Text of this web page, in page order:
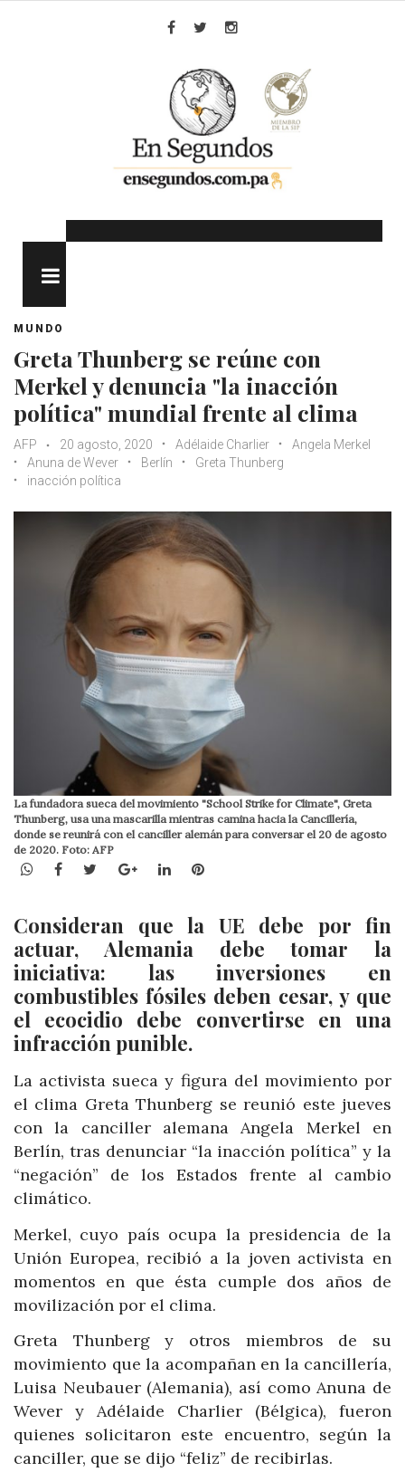
MUNDO
Greta Thunberg se reúne con
Merkel y denuncia "la inacción
política" mundial frente al clima
AFP 20 agosto, 2020 Adélaide Charlier
Angela Merkel
Anuna de Wever
Berlín
Greta Thunberg
inacción política
La fundadora sueca del movimiento "School Strike for Climate", Greta
Thunberg, usa una mascarilla mientras camina hacia la Cancillería,
donde se reunirá con el canciller alemán para conversar el 20 de agosto
de 2020. Foto: AFP
WhatsApp
Facebook
TwitterGoogle+LinkedInPinterest
Consideran que la UE debe por fin
actuar, Alemania debe tomar la
iniciativa: las inversiones en
combustibles fósiles deben cesar, y que
el ecocidio debe convertirse en una
infracción punible.
La activista sueca y figura del movimiento por
el clima Greta Thunberg se reunió este jueves
con la canciller alemana Angela Merkel en
Berlín, tras denunciar “la inacción política” y la
“negación” de los Estados frente al cambio
climático.
Merkel, cuyo país ocupa la presidencia de la
Unión Europea, recibió a la joven activista en
momentos en que ésta cumple dos años de
movilización por el clima.
Greta Thunberg y otros miembros de su
movimiento que la acompañan en la cancillería,
Luisa Neubauer (Alemania), así como Anuna de
Wever y Adélaide Charlier (Bélgica), fueron
quienes solicitaron este encuentro, según la
canciller, que se dijo “feliz” de recibirlas.